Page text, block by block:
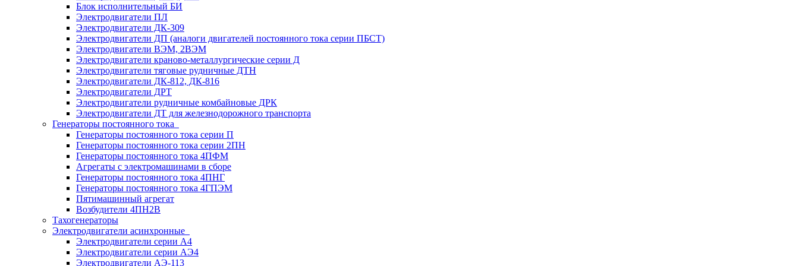
Блок исполнительный БИ
Электродвигатели ПЛ
Электродвигатели ДК-309
Электродвигатели ДП (аналоги двигателей постоянного тока серии ПБСТ)
Электродвигатели ВЭМ, 2ВЭМ
Электродвигатели краново-металлургические серии Д
Электродвигатели тяговые рудничные ДТН
Электродвигатели ДК-812, ДК-816
Электродвигатели ДРТ
Электродвигатели рудничные комбайновые ДРК
Электродвигатели ДТ для железнодорожного транспорта
Генераторы постоянного тока
Генераторы постоянного тока серии П
Генераторы постоянного тока серии 2ПН
Генераторы постоянного тока 4ПФМ
Агрегаты с электромашинами в сборе
Генераторы постоянного тока 4ПНГ
Генераторы постоянного тока 4ГПЭМ
Пятимашинный агрегат
Возбудители 4ПН2В
Тахогенераторы
Электродвигатели асинхронные
Электродвигатели серии А4
Электродвигатели серии АЭ4
Электродвигатели АЭ-113